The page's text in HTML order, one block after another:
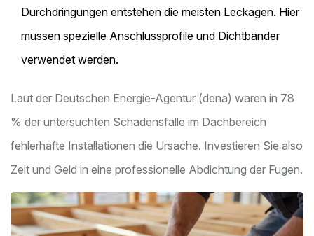
Durchdringungen entstehen die meisten Leckagen. Hier
müssen spezielle Anschlussprofile und Dichtbänder
verwendet werden.
Laut der Deutschen Energie-Agentur (dena) waren in 78
% der untersuchten Schadensfälle im Dachbereich
fehlerhafte Installationen die Ursache. Investieren Sie also
Zeit und Geld in eine professionelle Abdichtung der Fugen.